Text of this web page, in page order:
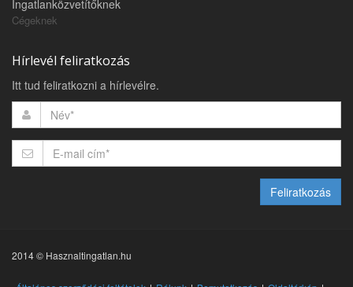
Ingatlanközvetítőknek
Cégeknek
Hírlevél feliratkozás
Itt tud feliratkozni a hírlevélre.
Feliratkozás
2014 © Hasznaltingatlan.hu